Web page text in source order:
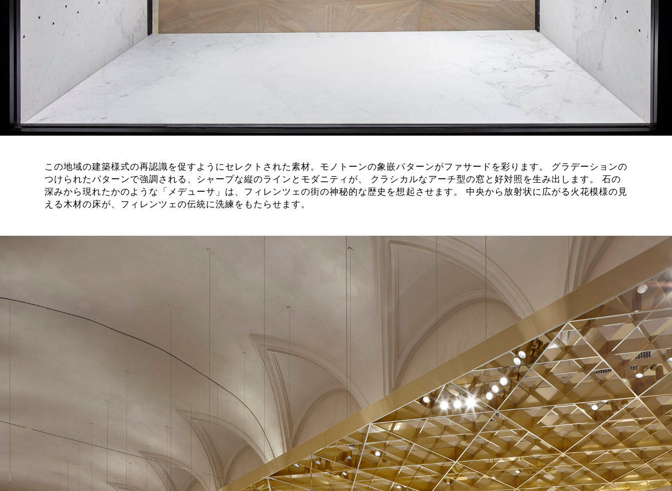
この地域の建築様式の再認識を促すようにセレクトされた素材。モノトーンの象嵌パターンがファサードを彩ります。 グラデーションの
つけられたパターンで強調される、シャープな縦のラインとモダニティが、 クラシカルなアーチ型の窓と好対照を生み出します。 石の
深みから現れたかのような「メデューサ」は、フィレンツェの街の神秘的な歴史を想起させます。 中央から放射状に広がる火花模様の見
える木材の床が、フィレンツェの伝統に洗練をもたらせます。